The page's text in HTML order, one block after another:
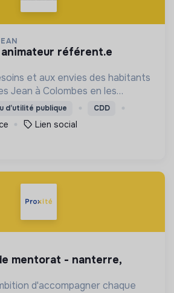
et aux envies des habitants
Jean à Colombes en les
actions.
d’utilité publique CDD
Lien social
d'accompagner chaque